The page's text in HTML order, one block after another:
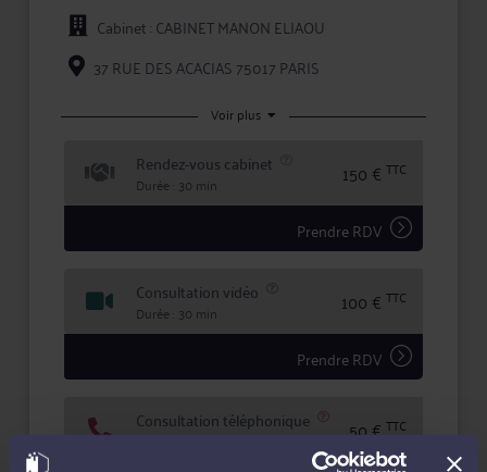
L'approche personnalisée mise en œuvre par Maître
Manon Eliaou permet d'assurer une prestation de
conseil à valeur ajoutée et une représentation en
justice de qualité devant les tribunaux.
intérêts à Maître Manon Eliaou, vous bénéficiez d'une
totale confidentialité dans le traitement de votre
dossier.
Cabinet : CABINET MANON ELIAOU
37 RUE DES ACACIAS 75017 PARIS
Voir plus
Rendez-vous cabinet
Durée : 30 min 150 € TTC
Prendre RDV
Consultation vidéo
Durée : 30 min 100 € TTC
Prendre RDV
Consultation téléphonique
Durée : 10 min 50 €TTC